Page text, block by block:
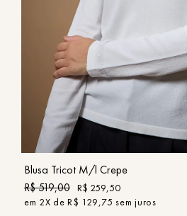
COMPRAR
Blusa Tricot M/l Crepe
R$519,00 R$ 259,50
em 2X deR$ 129,75 sem juros